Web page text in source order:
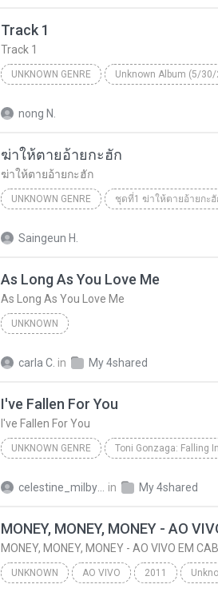
Track 1
Track 1
UNKNOWN GENRE
nong N.
ฆ่าให้ตายอ้ายกะฮัก
ฆ่าให้ตายอ้ายกะฮัก
UNKNOWN GENRE ชุดที่1 ฆ่าให้ตายอ้ายกะฮั
Saingeun H.
As Long As You Love Me
As Long As You Love Me
UNKNOWN
carla C. in My 4shared
I've Fallen For You
I've Fallen For You
UNKNOWN GENRE Toni Gonzaga: Falling
in My 4shared
MONEY, MONEY, MONEY - AO VIVO EM
UNKNOWN AO VIVO 2011